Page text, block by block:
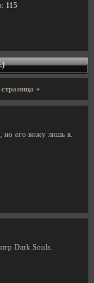
115
»
но его вижу лишь я.
Dark Souls.